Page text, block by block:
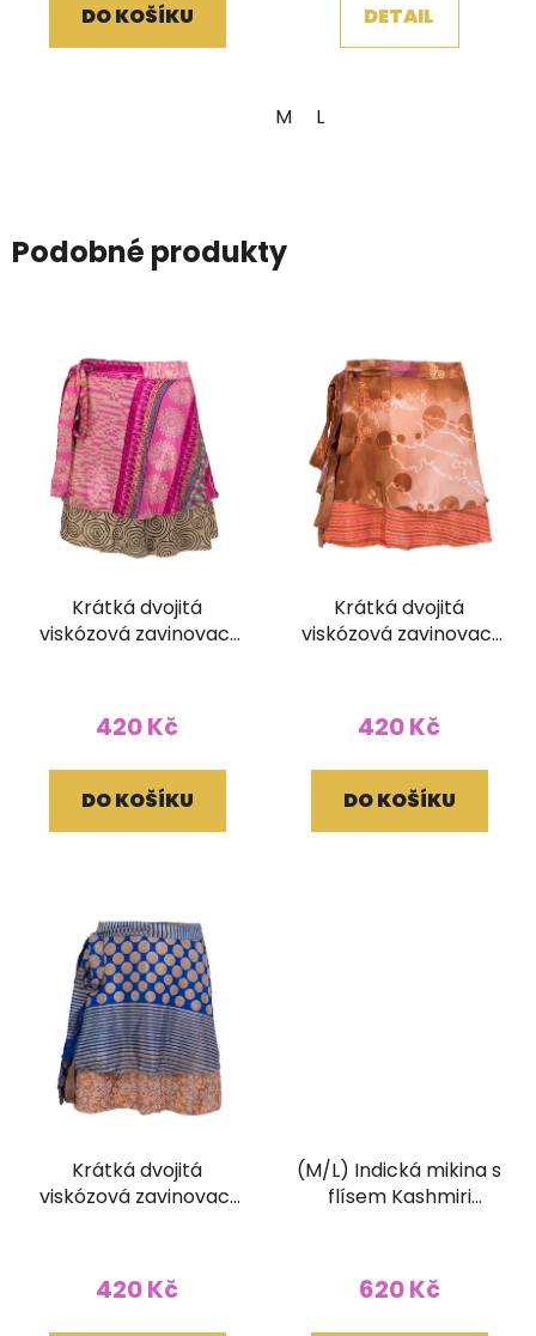
DO KOŠÍKU DETAIL
M L
Podobné produkty
Krátká dvojitá
viskózová zavinovací
420 Kč
DO KOŠÍKU
Krátká dvojitá
viskózová zavinovací
420 Kč
DO KOŠÍKU
Krátká dvojitá
viskózová zavinovací
420 Kč
(M/L) Indická mikina s
flísem Kashmiri
620 Kč